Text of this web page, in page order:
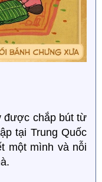
được chắp bút từ
tại Trung Quốc
một mình và nỗi